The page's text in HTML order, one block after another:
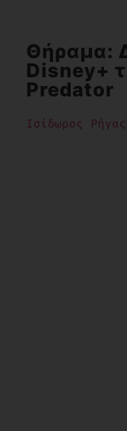
Θήραμα:
Disney+
Predator
Ισίδωρος Ρήγας